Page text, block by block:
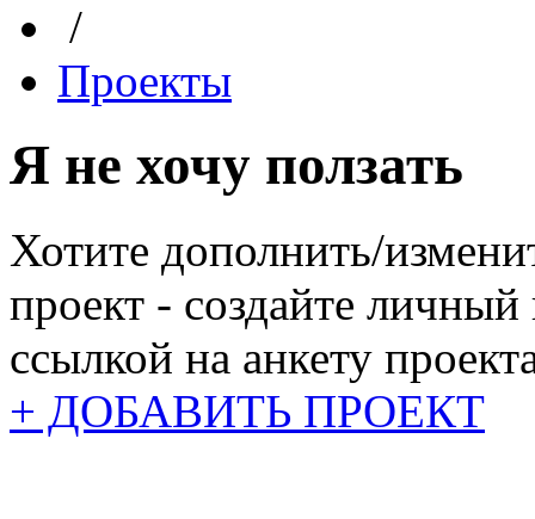
/
Проекты
Я не хочу ползать
Хотите дополнить/
проект - создайте
ссылкой на анкету
+ ДОБАВИТЬ ПРОЕКТ